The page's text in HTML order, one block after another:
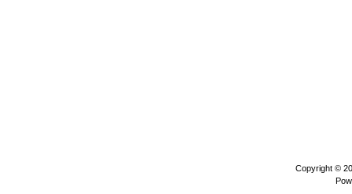
Copyright ©